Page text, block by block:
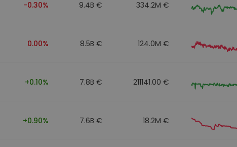
-0.30% 9.4B € 334.2M €
0.00% 8.5B € 124.0M €
+0.10% 7.8B € 211141.00 €
+0.90% 7.6B € 18.2M €